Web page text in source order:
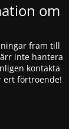
om
fram till
inte hantera
kontakta
ert förtroende!